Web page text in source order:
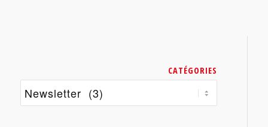
CATÉGORIES